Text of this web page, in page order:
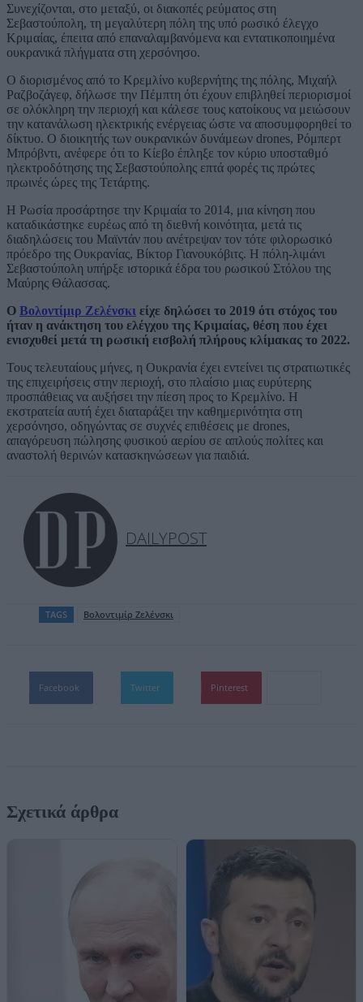
Συνεχίζονται, στο μεταξύ, οι διακοπές ρεύματος στη
Σεβαστούπολη, τη μεγαλύτερη πόλη της υπό ρωσικό έλεγχο
Κριμαίας, έπειτα από επαναλαμβανόμενα και εντατικοποιημένα
ουκρανικά πλήγματα στη χερσόνησο.
Ο διορισμένος από το Κρεμλίνο κυβερνήτης της πόλης, Μιχαήλ
Ραζβοζάγεφ, δήλωσε την Πέμπτη ότι έχουν επιβληθεί περιορισμοί
σε ολόκληρη την περιοχή και κάλεσε τους κατοίκους να μειώσουν
την κατανάλωση ηλεκτρικής ενέργειας ώστε να αποσυμφορηθεί το
δίκτυο. Ο διοικητής των ουκρανικών δυνάμεων drones, Ρόμπερτ
Μπρόβντι, ανέφερε ότι το Κίεβο έπληξε τον κύριο υποσταθμό
ηλεκτροδότησης της Σεβαστούπολης επτά φορές τις πρώτες
πρωινές ώρες της Τετάρτης.
Η Ρωσία προσάρτησε την Κριμαία το 2014, μια κίνηση που
καταδικάστηκε ευρέως από τη διεθνή κοινότητα, μετά τις
διαδηλώσεις του Μαϊντάν που ανέτρεψαν τον τότε φιλορωσικό
πρόεδρο της Ουκρανίας, Βίκτορ Γιανουκόβιτς. Η πόλη-λιμάνι
Σεβαστούπολη υπήρξε ιστορικά έδρα του ρωσικού Στόλου της
Μαύρης Θάλασσας.
Ο Βολοντίμιρ Ζελένσκι είχε δηλώσει το 2019 ότι στόχος του
ήταν η ανάκτηση του ελέγχου της Κριμαίας, θέση που έχει
ενισχυθεί μετά τη ρωσική εισβολή πλήρους κλίμακας το 2022.
Τους τελευταίους μήνες, η Ουκρανία έχει εντείνει τις στρατιωτικές
της επιχειρήσεις στην περιοχή, στο πλαίσιο μιας ευρύτερης
προσπάθειας να αυξήσει την πίεση προς το Κρεμλίνο. Η
εκστρατεία αυτή έχει διαταράξει την καθημερινότητα στη
χερσόνησο, οδηγώντας σε συχνές επιθέσεις με drones,
απαγόρευση πώλησης φυσικού αερίου σε απλούς πολίτες και
αναστολή θερινών κατασκηνώσεων για παιδιά.
DAILYPOST
TAGS Βολοντιμίρ Ζελένσκι
Facebook Twitter Pinterest
Σχετικά άρθρα